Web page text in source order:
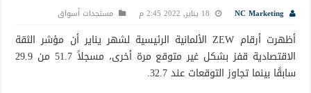
NC Marketing 18 يناير, 2022 2:45 م مستجدات أسواق
أظهرت أرقام ZEW الألمانية الرئيسية لشهر يناير أن مؤشر الثقة
الاقتصادية قفز بشكل غير متوقع مرة أخرى، مسجلاً 51.7 من 29.9
سابقًا بينما تجاوز التوقعات عند 32.7.